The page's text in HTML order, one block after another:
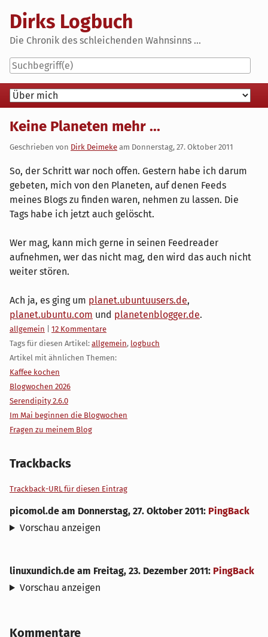
content
Dirks Logbuch
Die Chronik des schleichenden Wahnsinns ...
Navigation
Keine Planeten mehr ...
Geschrieben von Dirk Deimeke am Donnerstag, 27. Oktober 2011
So, der Schritt war noch offen. Gestern habe ich darum
gebeten, mich von den Planeten, auf denen Feeds
meines Blogs zu finden waren, nehmen zu lassen. Die
Tags habe ich jetzt auch gelöscht.
Wer mag, kann mich gerne in seinen Feedreader
aufnehmen, wer das nicht mag, den wird das auch nicht
weiter stören.
Ach ja, es ging um planet.ubuntuusers.de,
planet.ubuntu.com und planetenblogger.de.
Kategorien:
allgemein
12 Kommentare
Tags für diesen Artikel: allgemein, logbuch
Artikel mit ähnlichen Themen:
Kaffee kochen
Blogwochen 2026
Serendipity 2.6.0
Im Mai beginnen die Blogwochen
Fragen zu meinem Blog
Trackbacks
Trackback-URL für diesen Eintrag
picomol.de am Donnerstag, 27. Oktober 2011: PingBack
Vorschau anzeigen
linuxundich.de am Freitag, 23. Dezember 2011: PingBack
Vorschau anzeigen
Kommentare